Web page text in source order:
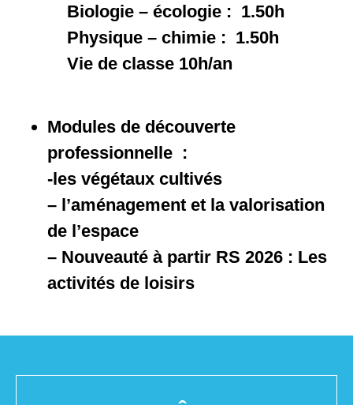
Biologie – écologie : 1.50h
Physique – chimie : 1.50h
Vie de classe 10h/an
Modules de découverte
professionnelle :
-les végétaux cultivés
– l’aménagement et la valorisation
de l’espace
– Nouveauté à partir RS 2026 : Les
activités de loisirs